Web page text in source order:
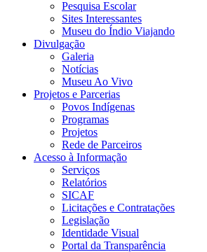
Pesquisa Escolar
Sites Interessantes
Museu do Índio Viajando
Divulgação
Galeria
Notícias
Museu Ao Vivo
Projetos e Parcerias
Povos Indígenas
Programas
Projetos
Rede de Parceiros
Acesso à Informação
Serviços
Relatórios
SICAF
Licitações e Contratações
Legislação
Identidade Visual
Portal da Transparência